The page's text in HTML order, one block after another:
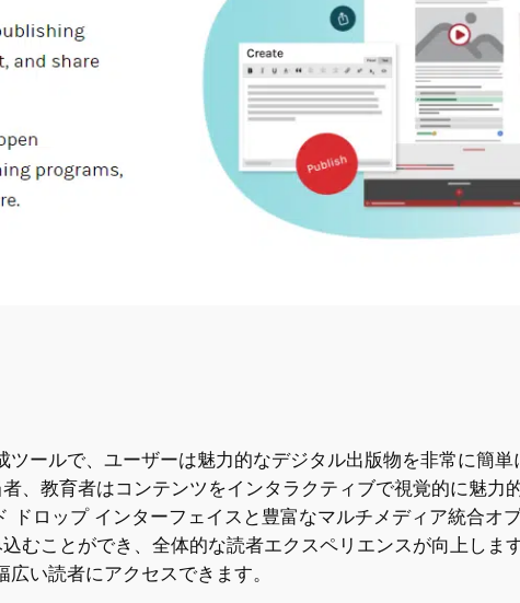
ールで、ユーザーは魅力的なデジタル出版物を非常に簡
、教育者はコンテンツをインタラクティブで視覚的に魅力
ドロップ インターフェイスと豊富なマルチメディア統合オ
むことができ、全体的な読者エクスペリエンスが向上しま
い読者にアクセスできます。